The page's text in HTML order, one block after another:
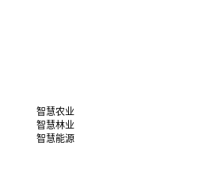
智慧农业
智慧林业
智慧能源